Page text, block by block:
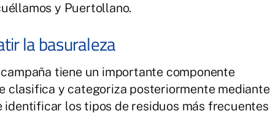
y Puertollano.
la basuraleza
tiene un importante componente
clasifica y categoriza posteriormente mediante
los tipos de residuos más frecuentes